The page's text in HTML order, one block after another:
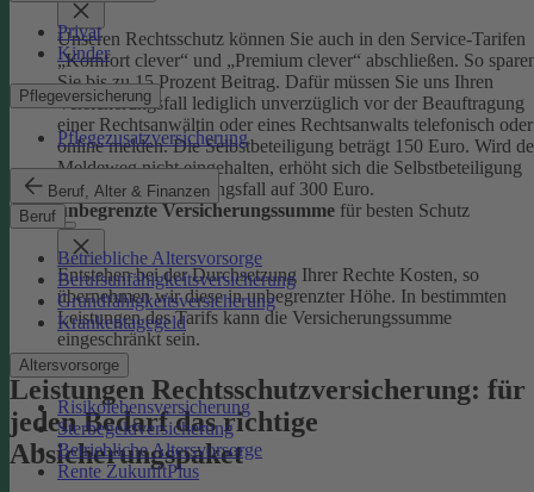
Privat
Kinder
Pflegeversicherung
Pflegezusatzversicherung
Beruf, Alter & Finanzen
Beruf
Betriebliche Altersvorsorge
Berufsunfähigkeitsversicherung
Grundfähigkeitsversicherung
Krankentagegeld
Altersvorsorge
Risikolebensversicherung
Sterbegeldversicherung
Betriebliche Altersvorsorge
Rente ZukunftPlus
Unseren Rechtsschutz können Sie auch in den Service-Tarifen
„Komfort clever“ und „Premium clever“ abschließen. So
Sie bis zu 15 Prozent Beitrag. Dafür müssen Sie uns Ihren
Versicherungsfall lediglich unverzüglich vor der Beauftragung
einer Rechtsanwältin oder eines Rechtsanwalts telefonisch oder
online melden. Die Selbstbeteiligung beträgt 150 Euro. Wird
Meldeweg nicht eingehalten, erhöht sich die Selbstbeteiligung
für diesen Versicherungsfall auf 300 Euro.
unbegrenzte Versicherungssumme für besten Schutz
Entstehen bei der Durchsetzung Ihrer Rechte Kosten, so
übernehmen wir diese in unbegrenzter Höhe. In bestimmten
Leistungen des Tarifs kann die Versicherungssumme
eingeschränkt sein.
Leistungen Rechtsschutzversicherung: für
jeden Bedarf das richtige
Absicherungspaket